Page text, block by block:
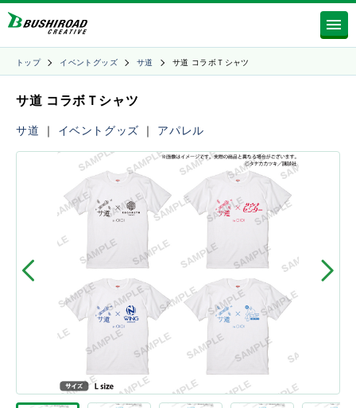
トップ イベントグッズ サ道 サ道 コラボＴシャツ
サ道 コラボＴシャツ
サ道 ｜ イベントグッズ ｜ アパレル